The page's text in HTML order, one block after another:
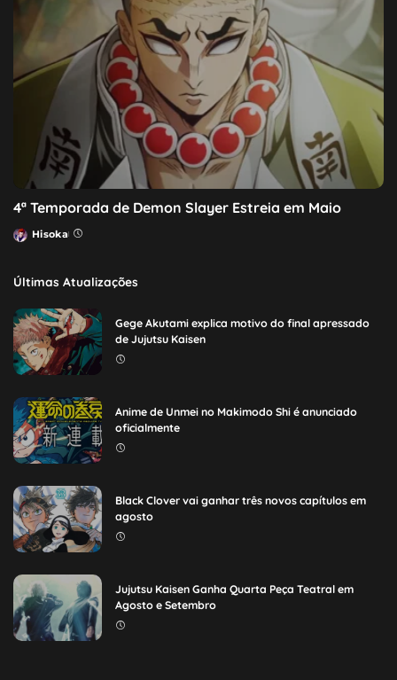
4ª Temporada de Demon Slayer Estreia em Maio
Posted
Hisoka
Últimas Atualizações
Gege Akutami explica motivo do final apressado
de Jujutsu Kaisen
Anime de Unmei no Makimodo Shi é anunciado
oficialmente
Black Clover vai ganhar três novos capítulos em
agosto
Jujutsu Kaisen Ganha Quarta Peça Teatral em
Agosto e Setembro